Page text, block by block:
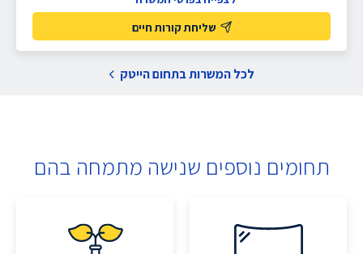
שליחת קורות חיים
לכל המשרות בתחום הייטק
תחומים נוספים שנישה מתמחה בהם